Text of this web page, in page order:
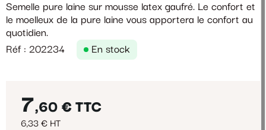
Semelle pure laine sur mousse latex gaufré. Le confort et
le moelleux de la pure laine vous apportera le confort au
quotidien.
Réf : 202234
En stock
7,60 € TTC
6,33 € HT